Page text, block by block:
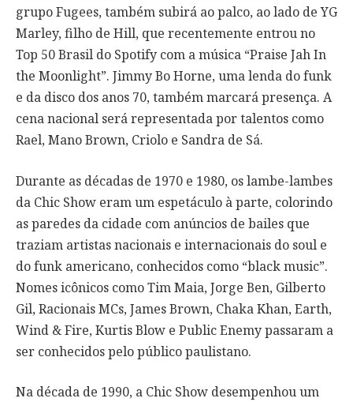
grupo Fugees, também subirá ao palco, ao lado de YG
Marley, filho de Hill, que recentemente entrou no
Top 50 Brasil do Spotify com a música “Praise Jah In
the Moonlight”. Jimmy Bo Horne, uma lenda do funk
e da disco dos anos 70, também marcará presença. A
cena nacional será representada por talentos como
Rael, Mano Brown, Criolo e Sandra de Sá.
Durante as décadas de 1970 e 1980, os lambe-lambes
da Chic Show eram um espetáculo à parte, colorindo
as paredes da cidade com anúncios de bailes que
traziam artistas nacionais e internacionais do soul e
do funk americano, conhecidos como “black music”.
Nomes icônicos como Tim Maia, Jorge Ben, Gilberto
Gil, Racionais MCs, James Brown, Chaka Khan, Earth,
Wind & Fire, Kurtis Blow e Public Enemy passaram a
ser conhecidos pelo público paulistano.
Na década de 1990, a Chic Show desempenhou um